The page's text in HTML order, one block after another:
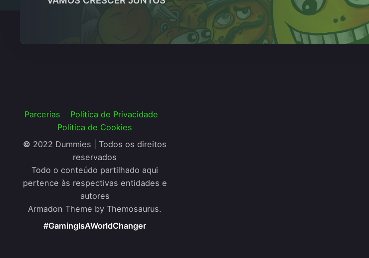
Parcerias
Política de Privacidade
Política de Cookies
© 2022 Dummies | Todos os direitos
reservados
Todo o conteúdo partilhado aqui
pertence às respectivas entidades e
autores
Armadon Theme by Themosaurus.
#GamingIsAWorldChanger